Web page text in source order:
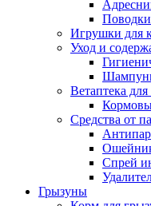
Поводки
Игрушки для
Уход и
Ветаптека
Средства от
Спрей
Грызуны